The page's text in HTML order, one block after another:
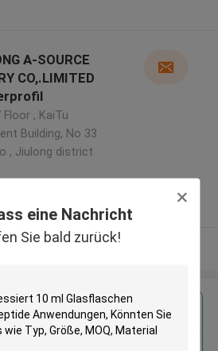
eine Nachricht
Sie bald zurück!
A-SOURCE
CO,.LIMITED
Floor , KaiTu
Building, No 33
, Jiulong district
Lieferant
den besten Preis für